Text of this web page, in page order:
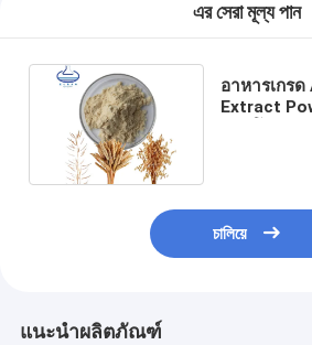
এর সেরা মূল্য পান
อาหารเกร
Extract
চালিয়ে
แนะนำผลิตภัณฑ์